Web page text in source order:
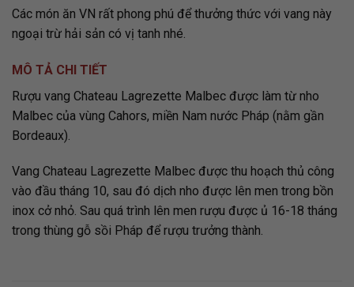
Các món ăn VN rất phong phú để thưởng thức với vang này
ngoại trừ hải sản có vị tanh nhé.
MÔ TẢ CHI TIẾT
Rượu vang Chateau Lagrezette Malbec được làm từ nho
Malbec của vùng Cahors, miền Nam nước Pháp (nằm gần
Bordeaux).
Vang Chateau Lagrezette Malbec được thu hoạch thủ công
vào đầu tháng 10, sau đó dịch nho được lên men trong bồn
inox cở nhỏ. Sau quá trình lên men rượu được ủ 16-18 tháng
trong thùng gỗ sồi Pháp để rượu trưởng thành.